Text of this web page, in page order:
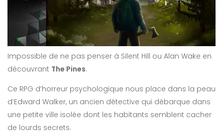
Impossible de ne pas penser à Silent Hill ou Alan Wake en
découvrant The Pines.
Ce RPG d’horreur psychologique nous place dans la peau
d’Edward Walker, un ancien détective qui débarque dans
une petite ville isolée dont les habitants semblent cacher
de lourds secrets.